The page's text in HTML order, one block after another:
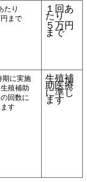
たり
まで
１回あ
たり
５万円
まで
期に実施
殖補助
回数に
す
生殖補
助医療
に準じ
ます